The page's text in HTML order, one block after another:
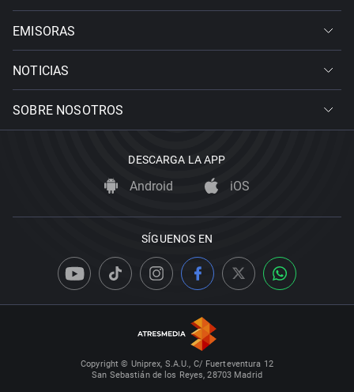
EMISORAS
NOTICIAS
SOBRE NOSOTROS
DESCARGA LA APP
Android iOS
SÍGUENOS EN
Copyright © Uniprex, S.A.U., C/ Fuerteventura 12
San Sebastián de los Reyes, 28703 Madrid